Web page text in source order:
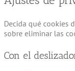
Box
Cookie
Decida qué cookies
sobre eliminar las
Con el